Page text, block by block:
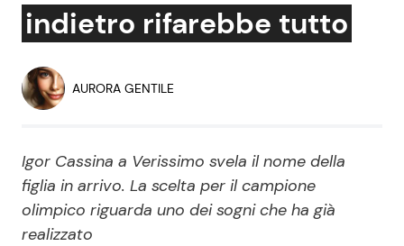
Dal Mondo
Economia
Persone Scomparse
Politica
Coppie VIP
Reality e Talent
Soap Opera
indietro rifarebbe tutto
AURORA GENTILE
Igor Cassina a Verissimo svela il nome della
figlia in arrivo. La scelta per il campione
olimpico riguarda uno dei sogni che ha già
realizzato